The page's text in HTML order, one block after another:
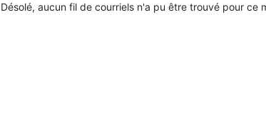
Désolé, aucun fil de courriels n'a pu être trouvé pour ce